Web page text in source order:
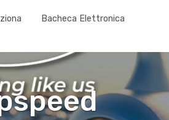
Bacheca Elettronica